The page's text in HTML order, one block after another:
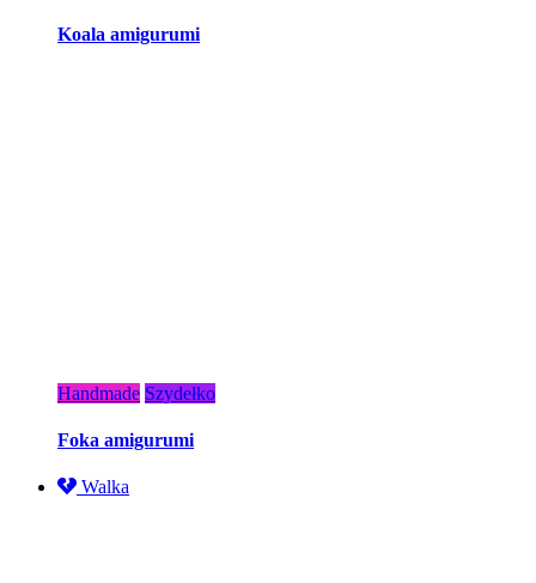
Koala amigurumi
Handmade Szydełko
Foka amigurumi
Walka